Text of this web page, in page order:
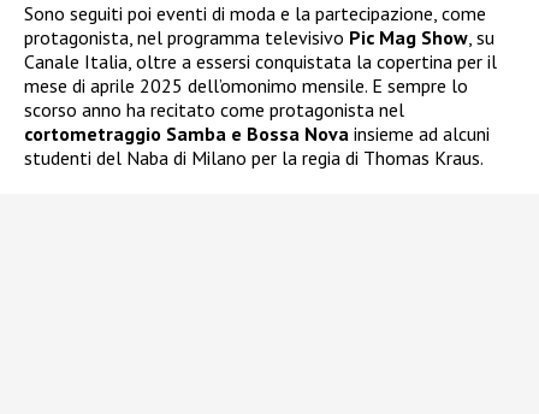
Sono seguiti poi eventi di moda e la partecipazione, come
protagonista, nel programma televisivo Pic Mag Show, su
Canale Italia, oltre a essersi conquistata la copertina per il
mese di aprile 2025 dell’omonimo mensile. E sempre lo
scorso anno ha recitato come protagonista nel
cortometraggio Samba e Bossa Nova insieme ad alcuni
studenti del Naba di Milano per la regia di Thomas Kraus.